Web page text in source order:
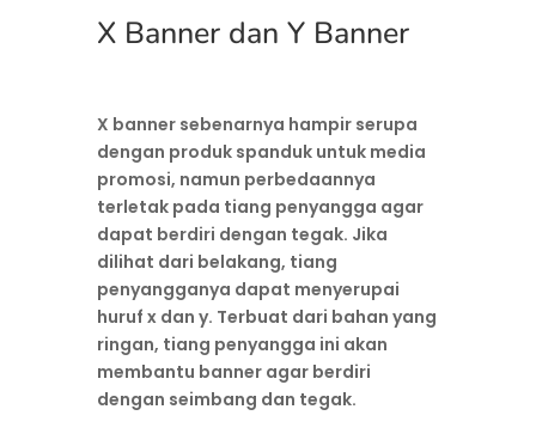
X Banner dan Y Banner
X banner sebenarnya hampir serupa
dengan produk spanduk untuk media
promosi, namun perbedaannya
terletak pada tiang penyangga agar
dapat berdiri dengan tegak. Jika
dilihat dari belakang, tiang
penyangganya dapat menyerupai
huruf x dan y. Terbuat dari bahan yang
ringan, tiang penyangga ini akan
membantu banner agar berdiri
dengan seimbang dan tegak.